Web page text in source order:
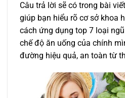
Câu trả lời sẽ có trong bài
giúp bạn hiểu rõ cơ sở khoa
cách ứng dụng top 7 loại
chế độ ăn uống của chính
đường hiệu quả, an toàn từ